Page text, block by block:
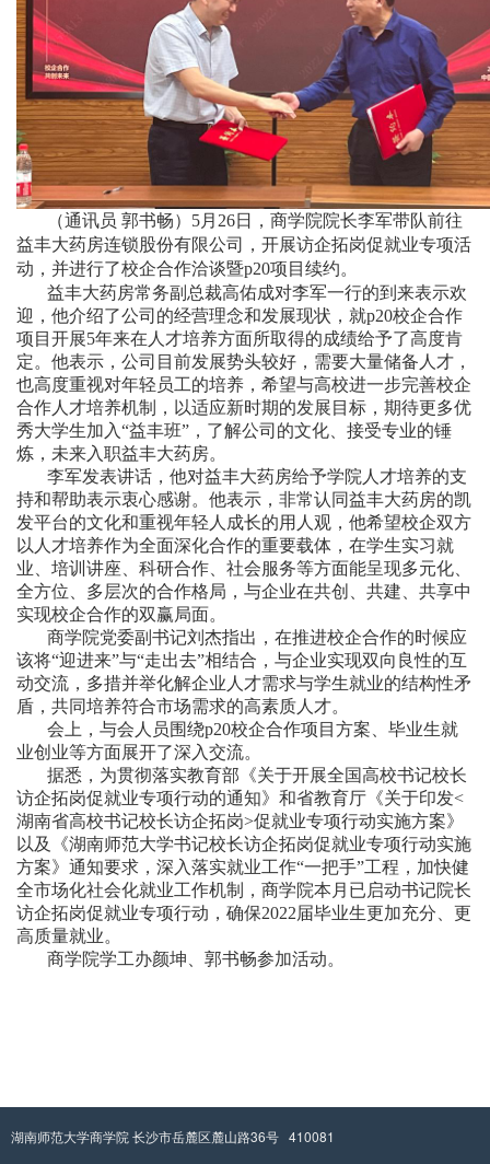
（通讯员 郭书畅）5月26日，商学院院长李军带队前往
益丰大药房连锁股份有限公司，开展访企拓岗促就业专项活
动，并进行了校企合作洽谈暨p20项目续约。
益丰大药房常务副总裁高佑成对李军一行的到来表示欢
迎，他介绍了公司的经营理念和发展现状，就p20校企合作
项目开展5年来在人才培养方面所取得的成绩给予了高度肯
定。他表示，公司目前发展势头较好，需要大量储备人才，
也高度重视对年轻员工的培养，希望与高校进一步完善校企
合作人才培养机制，以适应新时期的发展目标，期待更多优
秀大学生加入“益丰班”，了解公司的文化、接受专业的锤
炼，未来入职益丰大药房。
李军发表讲话，他对益丰大药房给予学院人才培养的支
持和帮助表示衷心感谢。他表示，非常认同益丰大药房的凯
发平台的文化和重视年轻人成长的用人观，他希望校企双方
以人才培养作为全面深化合作的重要载体，在学生实习就
业、培训讲座、科研合作、社会服务等方面能呈现多元化、
全方位、多层次的合作格局，与企业在共创、共建、共享中
实现校企合作的双赢局面。
商学院党委副书记刘杰指出，在推进校企合作的时候应
该将“迎进来”与“走出去”相结合，与企业实现双向良性的互
动交流，多措并举化解企业人才需求与学生就业的结构性矛
盾，共同培养符合市场需求的高素质人才。
会上，与会人员围绕p20校企合作项目方案、毕业生就
业创业等方面展开了深入交流。
据悉，为贯彻落实教育部《关于开展全国高校书记校长
访企拓岗促就业专项行动的通知》和省教育厅《关于印发<
湖南省高校书记校长访企拓岗>促就业专项行动实施方案》
以及《湖南师范大学书记校长访企拓岗促就业专项行动实施
方案》通知要求，深入落实就业工作“一把手”工程，加快健
全市场化社会化就业工作机制，商学院本月已启动书记院长
访企拓岗促就业专项行动，确保2022届毕业生更加充分、更
高质量就业。
商学院学工办颜坤、郭书畅参加活动。
湖南师范大学商学院 长沙市岳麓区麓山路36号 410081